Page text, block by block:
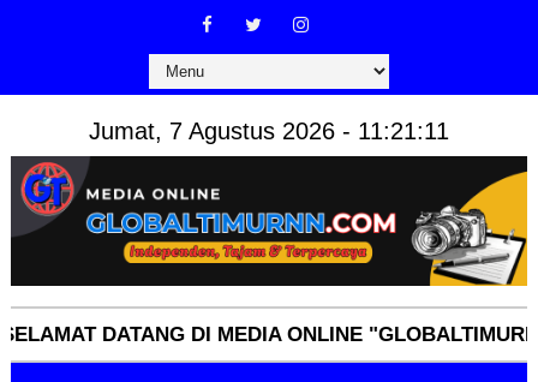
Jumat, 7 Agustus 2026 - 11:21:12
DATANG DI MEDIA ONLINE